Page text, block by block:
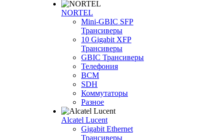
NORTEL
Mini-GBIC SFP
Трансиверы
10 Gigabit XFP
Трансиверы
GBIC Трансиверы
Телефония
BCM
SDH
Коммутаторы
Разное
Alcatel Lucent
Gigabit Ethernet
Трансиверы